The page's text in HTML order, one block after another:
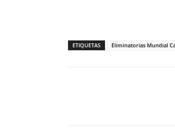
ETIQUETAS Eliminatorias Mundial